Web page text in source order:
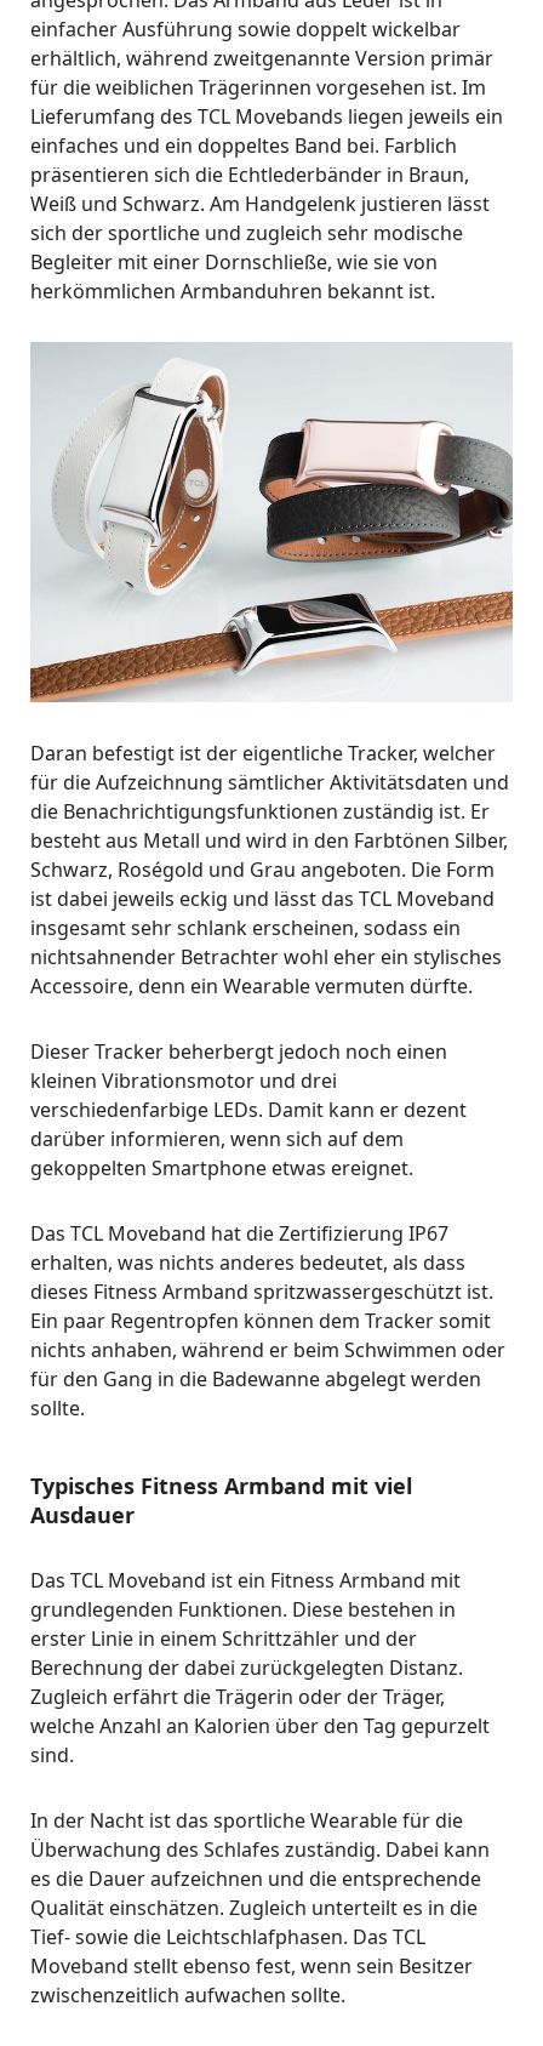
einfacher Ausführung sowie doppelt wickelbar
erhältlich, während zweitgenannte Version primär
für die weiblichen Trägerinnen vorgesehen ist. Im
Lieferumfang des TCL Movebands liegen jeweils ein
einfaches und ein doppeltes Band bei. Farblich
präsentieren sich die Echtlederbänder in Braun,
Weiß und Schwarz. Am Handgelenk justieren lässt
sich der sportliche und zugleich sehr modische
Begleiter mit einer Dornschließe, wie sie von
herkömmlichen Armbanduhren bekannt ist.
Daran befestigt ist der eigentliche Tracker, welcher
für die Aufzeichnung sämtlicher Aktivitätsdaten und
die Benachrichtigungsfunktionen zuständig ist. Er
besteht aus Metall und wird in den Farbtönen Silber,
Schwarz, Roségold und Grau angeboten. Die Form
ist dabei jeweils eckig und lässt das TCL Moveband
insgesamt sehr schlank erscheinen, sodass ein
nichtsahnender Betrachter wohl eher ein stylisches
Accessoire, denn ein Wearable vermuten dürfte.
Dieser Tracker beherbergt jedoch noch einen
kleinen Vibrationsmotor und drei
verschiedenfarbige LEDs. Damit kann er dezent
darüber informieren, wenn sich auf dem
gekoppelten Smartphone etwas ereignet.
Das TCL Moveband hat die Zertifizierung IP67
erhalten, was nichts anderes bedeutet, als dass
dieses Fitness Armband spritzwassergeschützt ist.
Ein paar Regentropfen können dem Tracker somit
nichts anhaben, während er beim Schwimmen oder
für den Gang in die Badewanne abgelegt werden
sollte.
Typisches Fitness Armband mit viel
Ausdauer
Das TCL Moveband ist ein Fitness Armband mit
grundlegenden Funktionen. Diese bestehen in
erster Linie in einem Schrittzähler und der
Berechnung der dabei zurückgelegten Distanz.
Zugleich erfährt die Trägerin oder der Träger,
welche Anzahl an Kalorien über den Tag gepurzelt
sind.
In der Nacht ist das sportliche Wearable für die
Überwachung des Schlafes zuständig. Dabei kann
es die Dauer aufzeichnen und die entsprechende
Qualität einschätzen. Zugleich unterteilt es in die
Tief- sowie die Leichtschlafphasen. Das TCL
Moveband stellt ebenso fest, wenn sein Besitzer
zwischenzeitlich aufwachen sollte.